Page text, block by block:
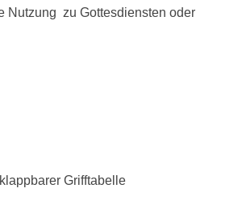
Nutzung zu Gottesdiensten oder
Grifftabelle